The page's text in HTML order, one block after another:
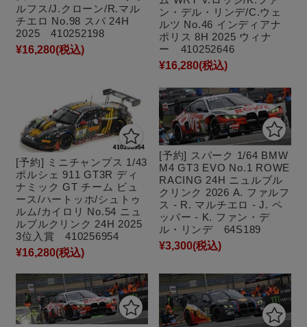
ルフス/J.クローン/R.マル
チエロ No.98 スパ 24H
2025 410252198
¥16,280(税込)
ン・デル・リンデ/C.ウェ
ルツ No.46 インディアナ
ポリス 8H 2025 ウィナ
ー 410252646
¥16,280(税込)
[予約] ミニチャンプス 1/43
ポルシェ 911 GT3R ディ
ナミック GT チーム ビュ
ース/ハートッホ/シュトゥ
ルム/カイロリ No.54 ニュ
ルブルクリンク 24H 2025
3位入賞 410256954
¥16,280(税込)
[予約] スパーク 1/64 BMW
M4 GT3 EVO No.1 ROWE
RACING 24H ニュルブル
クリンク 2026 A. ファルフ
ス - R. マルチエロ - J. ペ
ッパー - K. ファン・デ
ル・リンデ 64S189
¥3,300(税込)